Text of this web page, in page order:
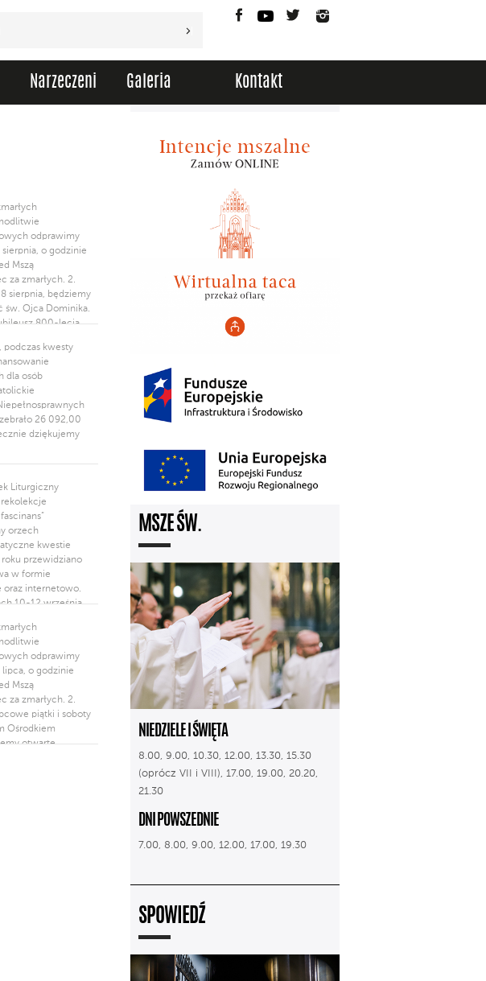
FacebookYouTubeTwitter
Narzeczeni Galeria Kontakt
odprawimy
o godzinie
Mszą
za zmarłych. 2.
sierpnia, będziemy
św. Ojca Dominika.
800-lecia
się
na Jasną Górę.
podczas kwesty
dla osób
zebrało 26 092,00
dziękujemy
Liturgiczny
rekolekcje
orzech
kwestie
przewidziano
w formie
oraz internetowo.
10-12 września,
Informacje także
odprawimy
lipca, o godzinie
Mszą
za zmarłych. 2.
piątki i soboty
Ośrodkiem
otwarte
MSZE ŚW.
NIEDZIELE I ŚWIĘTA
8.00, 9.00, 10.30, 12.00, 13.30, 15.30
(oprócz VII i VIII), 17.00, 19.00, 20.20,
21.30
DNI POWSZEDNIE
7.00, 8.00, 9.00, 12.00, 17.00, 19.30
SPOWIEDŹ